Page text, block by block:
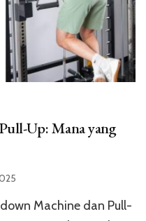
Up: Mana yang
Machine dan Pull-